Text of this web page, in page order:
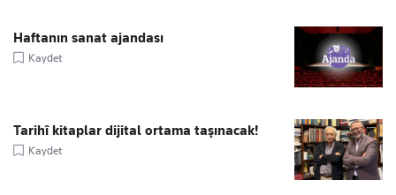
Haftanın sanat ajandası
Kaydet
Tarihî kitaplar dijital ortama taşınacak!
Kaydet